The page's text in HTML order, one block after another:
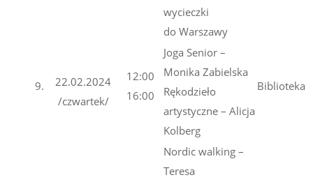
wycieczki
do Warszawy
9.
22.02.2024
/czwartek/
12:00
16:00
Joga Senior –
Monika Zabielska
Rękodzieło
artystyczne – Alicja
Kolberg
Biblioteka
Nordic walking –
Teresa